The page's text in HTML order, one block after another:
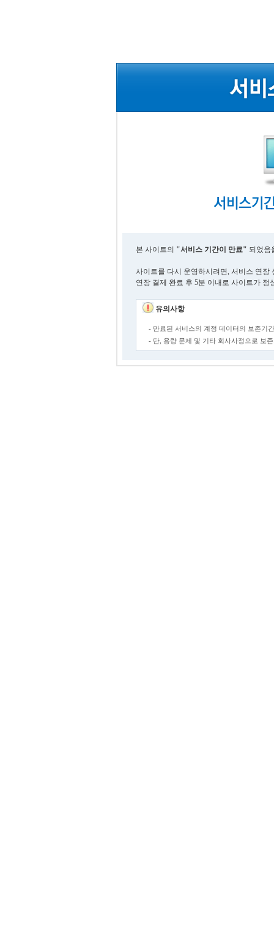
본 사이트의 "서비스 기간이 만료" 되었음
사이트를 다시 운영하시려면, 서비스 연장
연장 결제 완료 후 5분 이내로 사이트가 정
유의사항
- 만료된 서비스의 계정 데이터의 보존기
- 단, 용량 문제 및 기타 회사사정으로 보